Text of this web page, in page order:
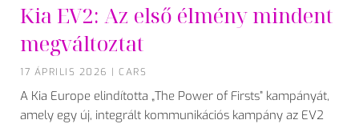
Kia EV2: Az első élmény mindent
megváltoztat
17 ÁPRILIS 2026 | CARS
A Kia Europe elindította „The Power of Firsts” kampányát,
amely egy új, integrált kommunikációs kampány az EV2